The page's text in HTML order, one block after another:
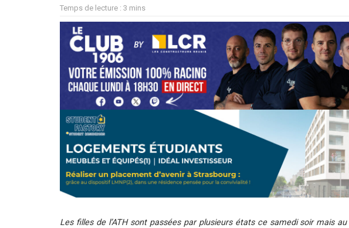
Temps de lecture : 3 mins
Les filles de l’ATH sont passées par plusieurs états ce samedi soir mais